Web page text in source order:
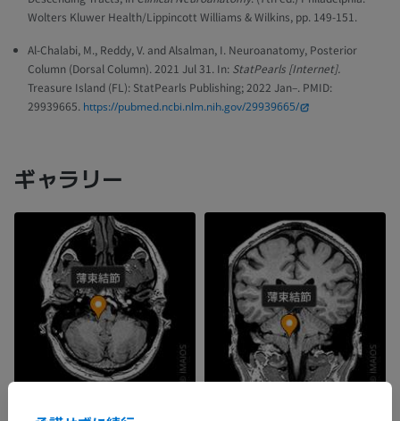
Wolters Kluwer Health/Lippincott Williams & Wilkins, pp. 149-151.
Al-Chalabi, M., Reddy, V. and Alsalman, I. Neuroanatomy, Posterior
Column (Dorsal Column). 2021 Jul 31. In: StatPearls [Internet].
Treasure Island (FL): StatPearls Publishing; 2022 Jan–. PMID:
29939665. https://pubmed.ncbi.nlm.nih.gov/29939665/
ギャラリー